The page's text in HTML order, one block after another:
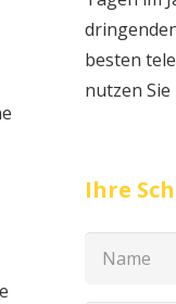
dringenden Fällen kontaktieren Sie uns
besten
nutzen